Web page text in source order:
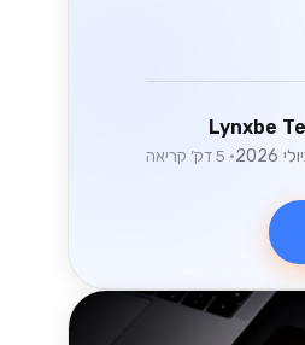
Lynxbe
• 5 דק׳ קריאה